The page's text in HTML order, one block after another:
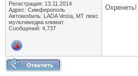
Регистрация: 13.11.2014
Адрес: Симферополь
Автомобиль: LADA Vesta, МТ люкс
мультимедиа климат.
Сообщений: 4,737